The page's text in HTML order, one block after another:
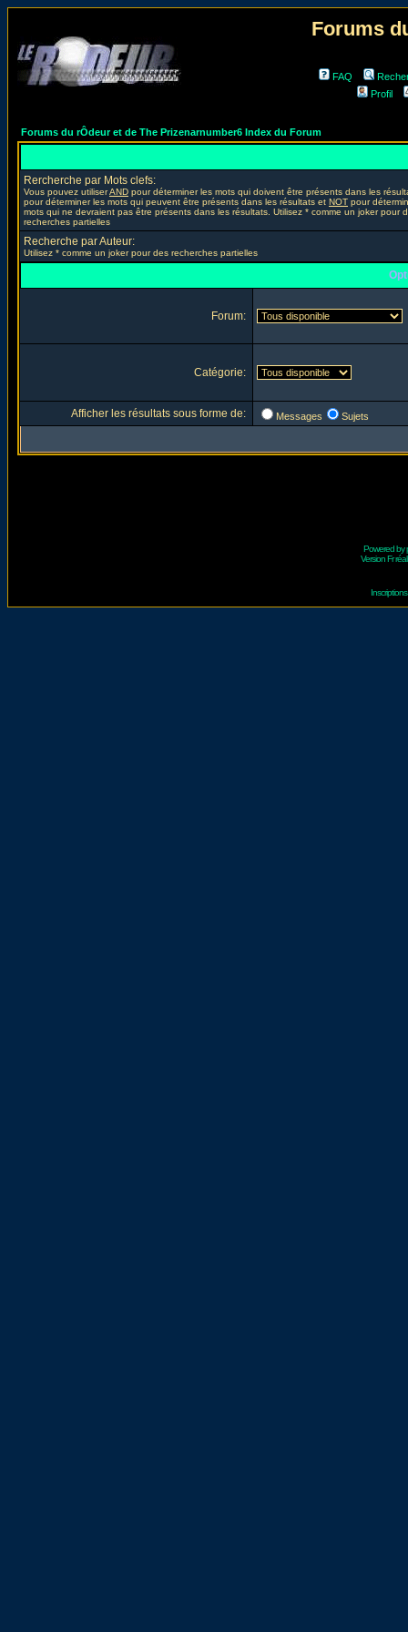
Forums
FAQ
Profil
Forums du rÔdeur et de The Prizenarnumber6 Index du Forum
Rercherche par Mots clefs:
Vous pouvez utiliserAND pour déterminer les mots qui doivent être présents dans les
pour déterminer les mots qui peuvent être présents dans les résultats et NOT pour
mots qui ne devraient pas être présents dans les résultats. Utilisez * comme un joker pour
recherches partielles
Recherche par Auteur:
Utilisez * comme un joker pour des recherches partielles
Forum:
Catégorie:
Afficher les résultats sous forme de: Messages Sujets
Powered by
Version Fr